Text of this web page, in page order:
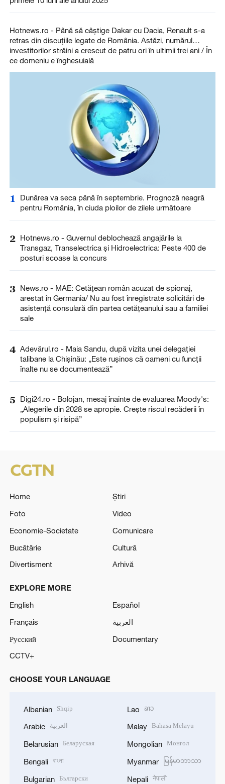
Hotnews.ro - Până să câștige Dakar cu Dacia, Renault s-a
retras din discuțiile legate de România. Astăzi, numărul
investitorilor străini a crescut de patru ori în ultimii trei ani / În
ce domeniu e înghesuială
1
Dunărea va seca până în septembrie. Prognoză neagră
pentru România, în ciuda ploilor de zilele următoare
2 Hotnews.ro - Guvernul deblochează angajările la
Transgaz, Transelectrica și Hidroelectrica: Peste 400 de
posturi scoase la concurs
3 News.ro - MAE: Cetăţean român acuzat de spionaj,
arestat în Germania/ Nu au fost înregistrate solicitări de
asistenţă consulară din partea cetăţeanului sau a familiei
sale
4 Adevărul.ro - Maia Sandu, după vizita unei delegației
talibane la Chișinău: „Este rușinos că oameni cu funcții
înalte nu se documentează”
5
Digi24.ro - Bolojan, mesaj înainte de evaluarea Moody's:
„Alegerile din 2028 se apropie. Crește riscul recăderii în
populism și risipă”
Home
Știri
Foto
Video
Economie-Societate
Comunicare
Bucătărie
Cultură
Divertisment
Arhivă
EXPLORE MORE
English
Español
Français
العربية
Русский
Documentary
CCTV+
CHOOSE YOUR LANGUAGE
Albanian Shqip
Arabic العربية
Belarusian Беларуская
Bengali বাংলা
Bulgarian Български
Lao ລາວ
Malay Bahasa Melayu
Mongolian Монгол
Myanmar မြန်မာဘာသာ
Nepali नेपाली